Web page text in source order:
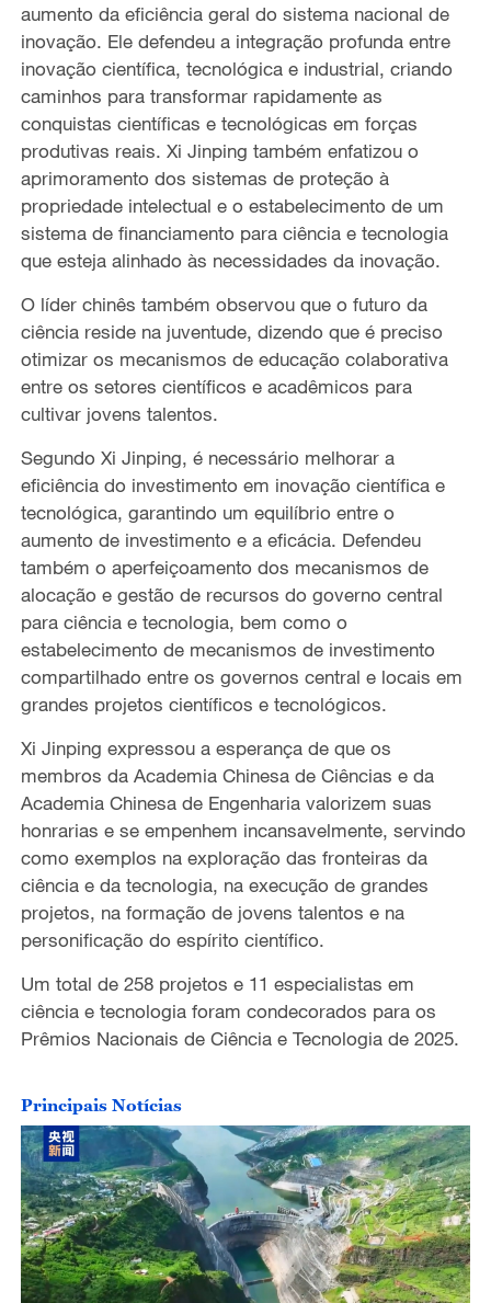
aumento da eficiência geral do sistema nacional de
inovação. Ele defendeu a integração profunda entre
inovação científica, tecnológica e industrial, criando
caminhos para transformar rapidamente as
conquistas científicas e tecnológicas em forças
produtivas reais. Xi Jinping também enfatizou o
aprimoramento dos sistemas de proteção à
propriedade intelectual e o estabelecimento de um
sistema de financiamento para ciência e tecnologia
que esteja alinhado às necessidades da inovação.
O líder chinês também observou que o futuro da
ciência reside na juventude, dizendo que é preciso
otimizar os mecanismos de educação colaborativa
entre os setores científicos e acadêmicos para
cultivar jovens talentos.
Segundo Xi Jinping, é necessário melhorar a
eficiência do investimento em inovação científica e
tecnológica, garantindo um equilíbrio entre o
aumento de investimento e a eficácia. Defendeu
também o aperfeiçoamento dos mecanismos de
alocação e gestão de recursos do governo central
para ciência e tecnologia, bem como o
estabelecimento de mecanismos de investimento
compartilhado entre os governos central e locais em
grandes projetos científicos e tecnológicos.
Xi Jinping expressou a esperança de que os
membros da Academia Chinesa de Ciências e da
Academia Chinesa de Engenharia valorizem suas
honrarias e se empenhem incansavelmente, servindo
como exemplos na exploração das fronteiras da
ciência e da tecnologia, na execução de grandes
projetos, na formação de jovens talentos e na
personificação do espírito científico.
Um total de 258 projetos e 11 especialistas em
ciência e tecnologia foram condecorados para os
Prêmios Nacionais de Ciência e Tecnologia de 2025.
Principais Notícias